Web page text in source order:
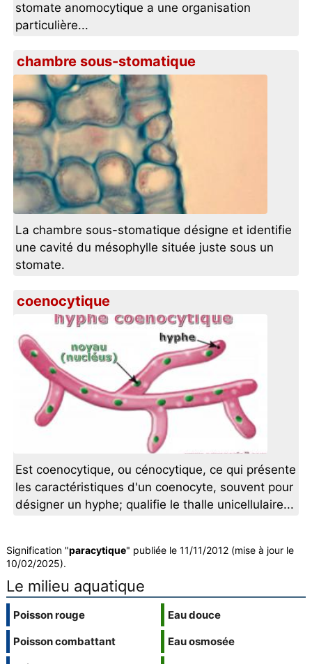
stomate anomocytique a une organisation
particulière...
chambre sous-stomatique
La chambre sous-stomatique désigne et identifie
une cavité du mésophylle située juste sous un
stomate.
coenocytique
Est coenocytique, ou cénocytique, ce qui présente
les caractéristiques d'un coenocyte, souvent pour
désigner un hyphe; qualifie le thalle unicellulaire...
Signification "paracytique" publiée le 11/11/2012 (mise à jour le
10/02/2025).
Le milieu aquatique
Poisson rouge
Poisson combattant
Eau douce
Eau osmosée